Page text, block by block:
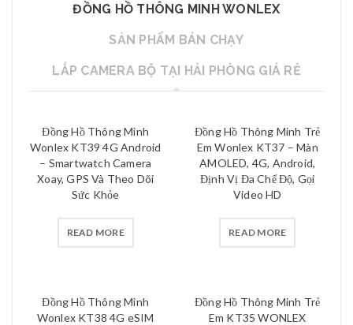
ĐỒNG HỒ THÔNG MINH WONLEX
SẢN PHẨM BÁN CHẠY
LẮP CAMERA BỘ TẠI HẢI PHÒNG GIÁ RẺ
Đồng Hồ Thông Minh
Wonlex KT39 4G Android
– Smartwatch Camera
Xoay, GPS Và Theo Dõi
Sức Khỏe
READ MORE
Đồng Hồ Thông Minh
Wonlex KT38 4G eSIM
Đồng Hồ Thông Minh Trẻ
Em Wonlex KT37 – Màn
AMOLED, 4G, Android,
Định Vị Đa Chế Độ, Gọi
Video HD
READ MORE
Đồng Hồ Thông Minh Trẻ
Em KT35 WONLEX